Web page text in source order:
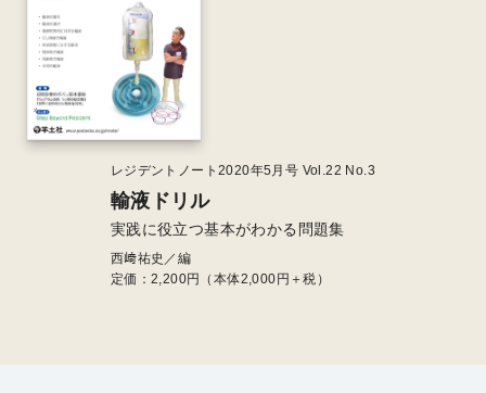
レジデントノート2020年5月号 Vol.22 No.3
輸液ドリル
実践に役立つ基本がわかる問題集
西﨑祐史／編
定価：2,200円（本体2,000円＋税）